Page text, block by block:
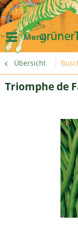
Menü
Übersicht
Triomphe de